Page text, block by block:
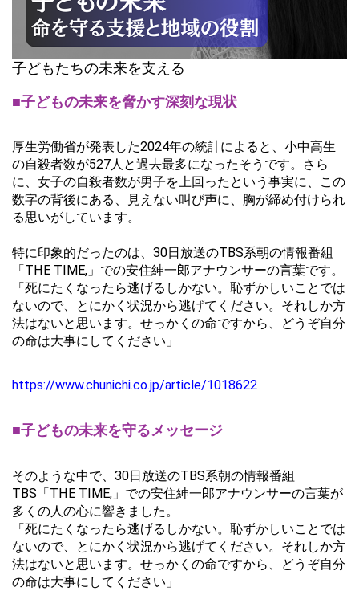
子どもたちの未来を支える
■子どもの未来を脅かす深刻な現状
厚生労働省が発表した2024年の統計によると、小中高生
の自殺者数が527人と過去最多になったそうです。さら
に、女子の自殺者数が男子を上回ったという事実に、この
数字の背後にある、見えない叫び声に、胸が締め付けられ
る思いがしています。
特に印象的だったのは、30日放送のTBS系朝の情報番組
「THE TIME,」での安住紳一郎アナウンサーの言葉です。
「死にたくなったら逃げるしかない。恥ずかしいことでは
ないので、とにかく状況から逃げてください。それしか方
法はないと思います。せっかくの命ですから、どうぞ自分
の命は大事にしてください」
https://www.chunichi.co.jp/article/1018622
■子どもの未来を守るメッセージ
そのような中で、30日放送のTBS系朝の情報番組
TBS「THE TIME,」での安住紳一郎アナウンサーの言葉が
多くの人の心に響きました。
「死にたくなったら逃げるしかない。恥ずかしいことでは
ないので、とにかく状況から逃げてください。それしか方
法はないと思います。せっかくの命ですから、どうぞ自分
の命は大事にしてください」